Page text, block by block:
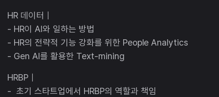
HR 데이터｜
- HR이 AI와 일하는 방법
- HR의 전략적 기능 강화를 위한 People Analytics
- Gen AI를 활용한 Text-mining
HRBP｜
- 초기 스타트업에서 HRBP의 역할과 책임